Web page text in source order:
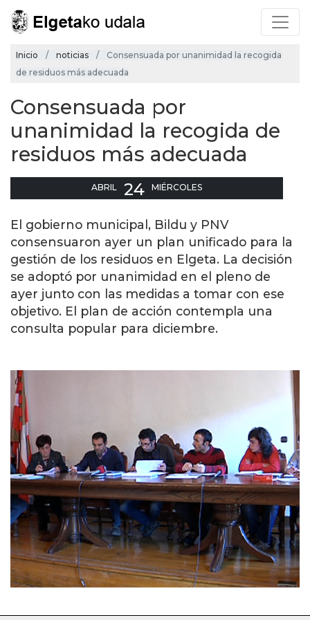
Inicio noticias
Consensuada por unanimidad la recogida
de residuos más adecuada
Consensuada por
unanimidad la recogida de
residuos más adecuada
ABRIL 24 MIÉRCOLES
El gobierno municipal, Bildu y PNV
consensuaron ayer un plan unificado para la
gestión de los residuos en Elgeta. La decisión
se adoptó por unanimidad en el pleno de
ayer junto con las medidas a tomar con ese
objetivo. El plan de acción contempla una
consulta popular para diciembre.